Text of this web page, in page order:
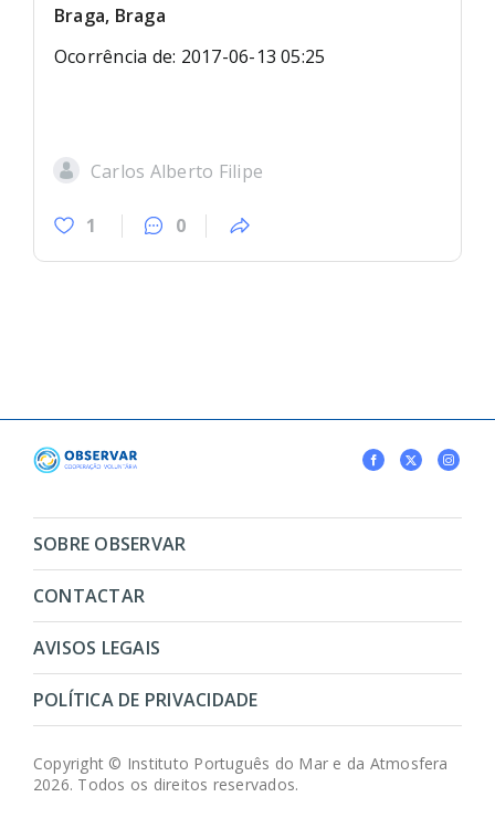
Braga, Braga
Ocorrência de: 2017-06-13 05:25
Carlos Alberto Filipe
1 0
SOBRE OBSERVAR
CONTACTAR
AVISOS LEGAIS
POLÍTICA DE PRIVACIDADE
Copyright © Instituto Português do Mar e da Atmosfera
2026. Todos os direitos reservados.